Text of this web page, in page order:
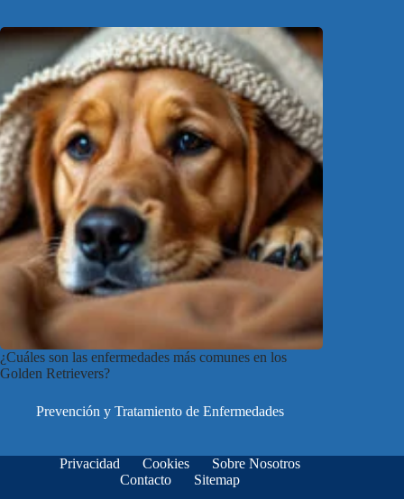
¿Cuáles son las enfermedades más comunes en los
Golden Retrievers?
Prevención y Tratamiento de Enfermedades
Privacidad Cookies
Sobre Nosotros
Contacto
Sitemap